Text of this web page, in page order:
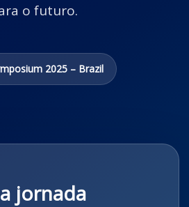
o futuro.
2025 – Brazil
jornada